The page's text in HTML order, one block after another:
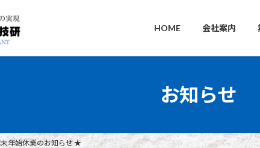
HOME 会社案内
お知らせ
年始休業のお知らせ ★